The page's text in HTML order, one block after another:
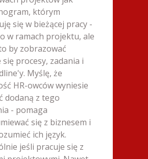
którym
się w bieżącej pracy -
w ramach projektu, ale
by zobrazować
się procesy, zadania i
Myślę, że
HR-owców wyniesie
dodaną z tego
- pomaga
się z biznesem i
ich język.
jeśli pracuje się z